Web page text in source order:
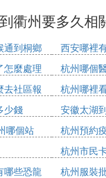
提供了更多的靈活
坐高鐵或動車也是
，乘坐高鐵僅需約
大縮短了旅行時間
，且准點率高，深
以便捷地前往西湖
州的獨特魅力。
的距離雖然有一定
衢州要多久相
通到桐鄉
西安哪裡
怎麼處理
杭州哪個
去社區報
杭州哪裡
少錢
安徽太湖
哪個站
杭州預約
杭州市民
哪些恐龍
杭州服裝